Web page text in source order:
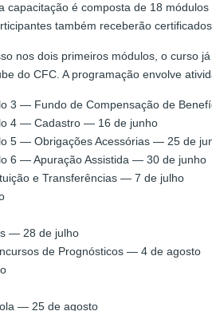
capacitação é composta de 18
também receberão
nos dois primeiros módulos, o curso
do CFC. A programação envolve
3 — Fundo de Compensação de
4 — Cadastro — 16 de junho
5 — Obrigações Acessórias — 25 de
6 — Apuração Assistida — 30 de junho
e Transferências — 7 de julho
— 28 de julho
de Prognósticos — 4 de agosto
— 25 de agosto